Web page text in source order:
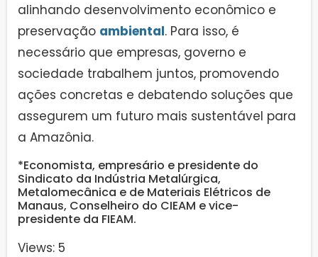
alinhando desenvolvimento econômico e
preservação ambiental. Para isso, é
necessário que empresas, governo e
sociedade trabalhem juntos, promovendo
ações concretas e debatendo soluções que
assegurem um futuro mais sustentável para
a Amazônia.
*Economista, empresário e presidente do
Sindicato da Indústria Metalúrgica,
Metalomecânica e de Materiais Elétricos de
Manaus, Conselheiro do CIEAM e vice-
presidente da FIEAM.
Views: 5